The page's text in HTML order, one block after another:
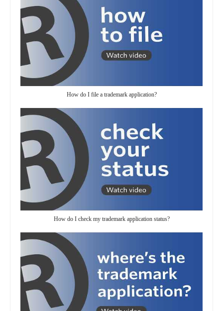
How do I file a trademark application?
How do I check my trademark application status?